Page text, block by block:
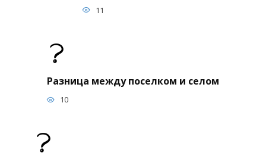
11
Разница между поселком и селом
10